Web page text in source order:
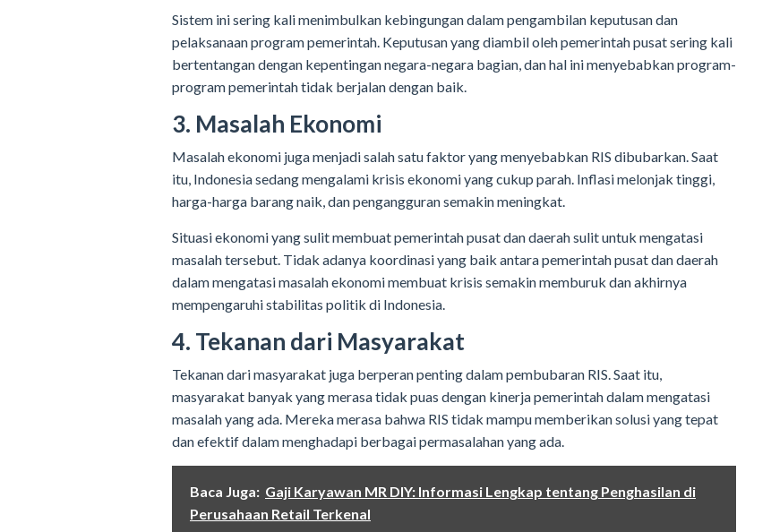
Sistem ini sering kali menimbulkan kebingungan dalam pengambilan keputusan dan
pelaksanaan program pemerintah. Keputusan yang diambil oleh pemerintah pusat sering kali
bertentangan dengan kepentingan negara-negara bagian, dan hal ini menyebabkan program-
program pemerintah tidak berjalan dengan baik.
3. Masalah Ekonomi
Masalah ekonomi juga menjadi salah satu faktor yang menyebabkan RIS dibubarkan. Saat
itu, Indonesia sedang mengalami krisis ekonomi yang cukup parah. Inflasi melonjak tinggi,
harga-harga barang naik, dan pengangguran semakin meningkat.
Situasi ekonomi yang sulit membuat pemerintah pusat dan daerah sulit untuk mengatasi
masalah tersebut. Tidak adanya koordinasi yang baik antara pemerintah pusat dan daerah
dalam mengatasi masalah ekonomi membuat krisis semakin memburuk dan akhirnya
mempengaruhi stabilitas politik di Indonesia.
4. Tekanan dari Masyarakat
Tekanan dari masyarakat juga berperan penting dalam pembubaran RIS. Saat itu,
masyarakat banyak yang merasa tidak puas dengan kinerja pemerintah dalam mengatasi
masalah yang ada. Mereka merasa bahwa RIS tidak mampu memberikan solusi yang tepat
dan efektif dalam menghadapi berbagai permasalahan yang ada.
Baca Juga: Gaji Karyawan MR DIY: Informasi Lengkap tentang Penghasilan di
Perusahaan Retail Terkenal